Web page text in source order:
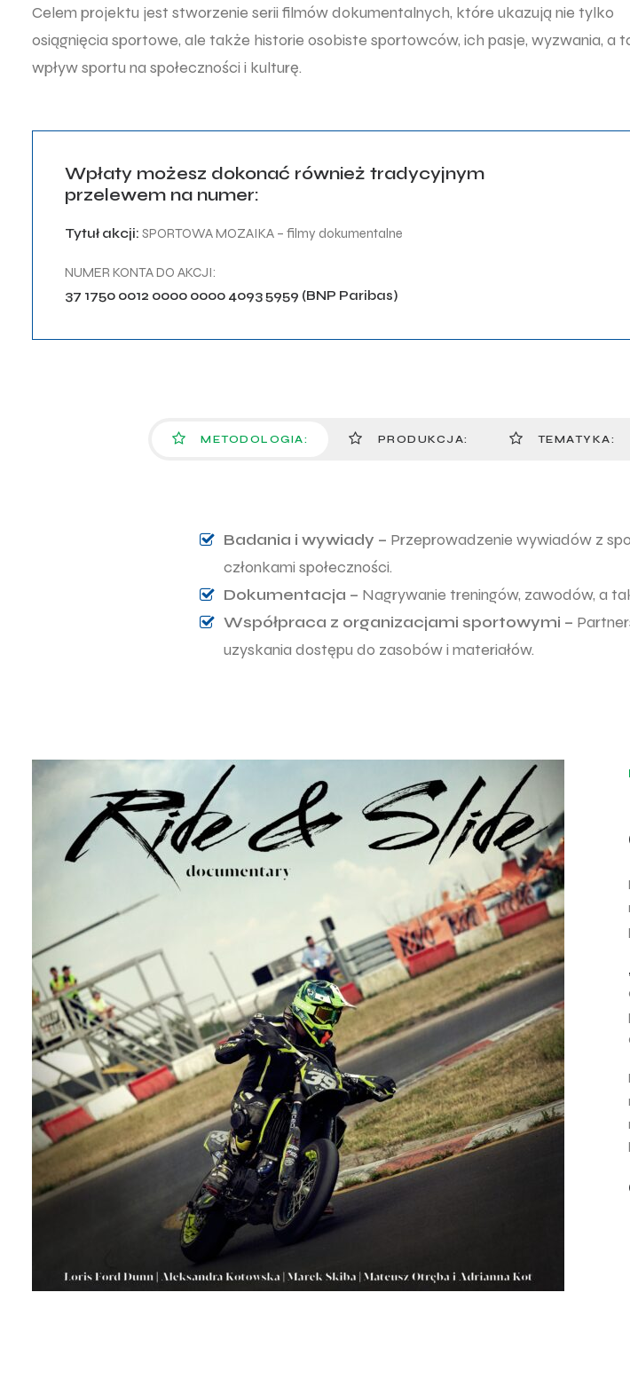
Celem projektu jest stworzenie serii filmów dokumentalnych, które ukazują nie tylko
osiągnięcia sportowe, ale także historie osobiste sportowców, ich pasje, wyzwania, a
wpływ sportu na społeczności i kulturę.
Wpłaty możesz dokonać również tradycyjnym
przelewem na numer:
Tytuł akcji: SPORTOWA MOZAIKA – filmy dokumentalne
NUMER KONTA DO AKCJI:
37 1750 0012 0000 0000 4093 5959 (BNP Paribas)
METODOLOGIA: PRODUKCJA: TEMATYKA:
Badania i wywiady – Przeprowadzenie wywiadów z
członkami społeczności.
Dokumentacja – Nagrywanie treningów, zawodów, a
Współpraca z organizacjami sportowymi –
uzyskania dostępu do zasobów i materiałów.